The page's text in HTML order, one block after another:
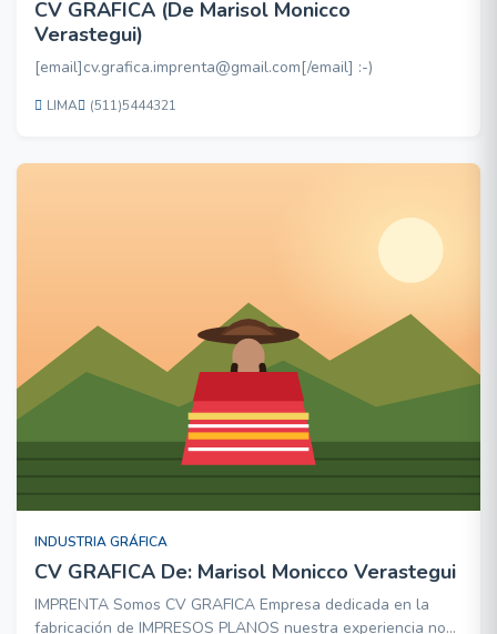
CV GRAFICA (De Marisol Monicco
Verastegui)
[email]cv.grafica.imprenta@gmail.com[/email] :-)
LIMA (511)5444321
INDUSTRIA GRÁFICA
CV GRAFICA De: Marisol Monicco Verastegui
IMPRENTA Somos CV GRAFICA Empresa dedicada en la
fabricación de IMPRESOS PLANOS nuestra experiencia nos